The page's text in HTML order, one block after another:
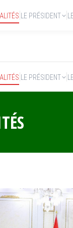
LE PRÉSIDENT
LE PRÉSIDENT